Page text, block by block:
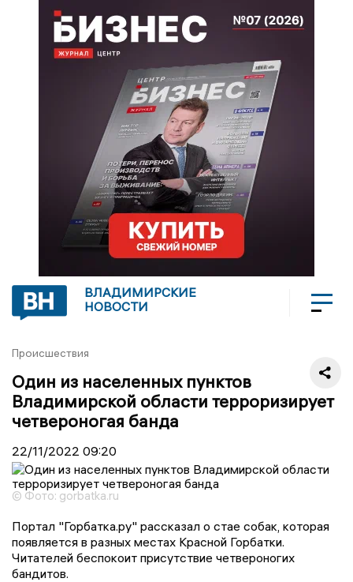
ВЛАДИМИРСКИЕ
НОВОСТИ
Происшествия
Один из населенных пунктов
Владимирской области терроризирует
четвероногая банда
22/11/2022 09:20
© Фото: gorbatka.ru
Портал "Горбатка.ру" рассказал о стае собак, которая
появляется в разных местах Красной Горбатки.
Читателей беспокоит присутствие четвероногих
бандитов.